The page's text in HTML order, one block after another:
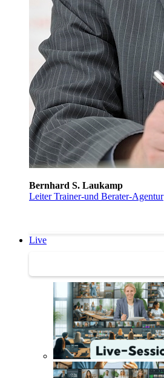
Bernhard S. Laukamp
Leiter Trainer-und Berater-Agentur
Live